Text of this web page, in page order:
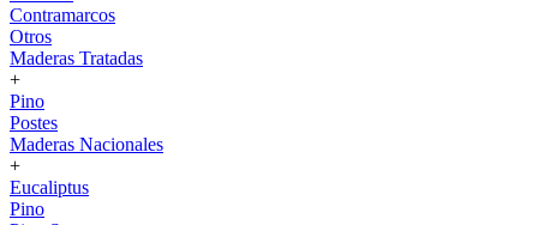
Contramarcos
Otros
Maderas Tratadas
+
Pino
Postes
Maderas Nacionales
+
Eucaliptus
Pino